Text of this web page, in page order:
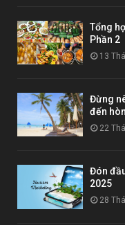
Tổng
Phần 2
13
Đừng
đến
22
Đón
2025
28